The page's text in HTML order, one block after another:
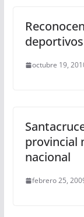
octubre 19,
provincial
nacional
febrero 25,